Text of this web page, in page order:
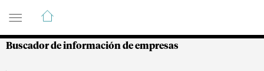
Guía de Empresas Colombianas
Buscador de información de empresas